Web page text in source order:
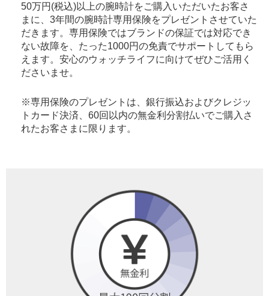
50万円(税込)以上の腕時計をご購入いただいたお客さ
まに、3年間の腕時計専用保険をプレゼントさせていた
だきます。専用保険ではブランドの保証では対応でき
ない故障を、たった1000円の免責でサポートしてもら
えます。安心のウォッチライフに向けてぜひご活用く
ださいませ。
※専用保険のプレゼントは、銀行振込およびクレジッ
トカード決済、60回以内の無金利分割払いでご購入さ
れたお客さまに限ります。